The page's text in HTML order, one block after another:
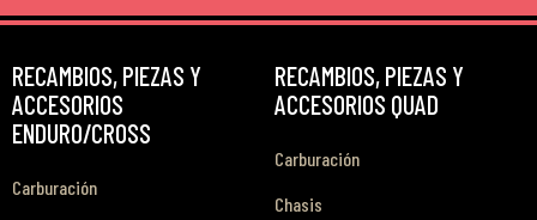
RECAMBIOS, PIEZAS Y
ACCESORIOS
ENDURO/CROSS
Carburación
RECAMBIOS, PIEZAS Y
ACCESORIOS QUAD
Carburación
Chasis